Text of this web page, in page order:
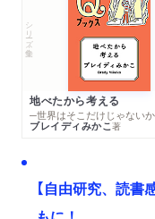
シリーズ・全集
地べたから考える
─世界はそこだけじゃない
ブレイディみかこ著
【自由研究、読